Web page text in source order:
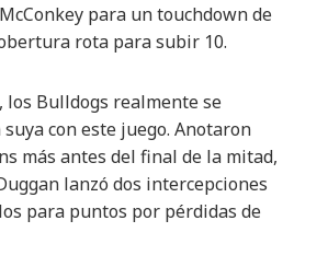
para un touchdown de
rota para subir 10.
los Bulldogs realmente se
con este juego. Anotaron
más antes del final de la mitad,
lanzó dos intercepciones
para puntos por pérdidas de